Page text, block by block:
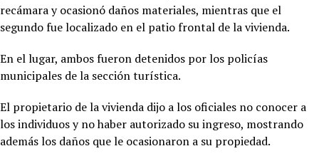
recámara y ocasionó daños materiales, mientras que el
segundo fue localizado en el patio frontal de la vivienda.
En el lugar, ambos fueron detenidos por los policías
municipales de la sección turística.
El propietario de la vivienda dijo a los oficiales no conocer a
los individuos y no haber autorizado su ingreso, mostrando
además los daños que le ocasionaron a su propiedad.